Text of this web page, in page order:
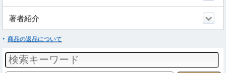
著者紹介
商品の返品について